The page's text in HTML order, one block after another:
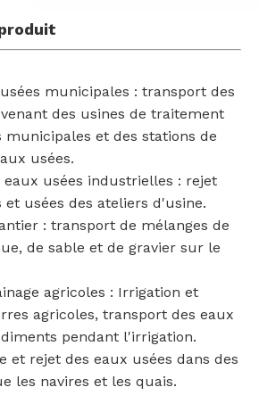
municipales : transport des
des usines de traitement
municipales et des stations de
usées.
usées industrielles : rejet
et usées des ateliers d'usine.
: transport de mélanges de
de sable et de gravier sur le
agricoles : Irrigation et
agricoles, transport des eaux
pendant l'irrigation.
et rejet des eaux usées dans des
les navires et les quais.